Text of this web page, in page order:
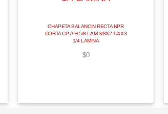
CHAPETA BALANCIN RECTA NPR
CORTA CP // H 5/8 LAM 3/8X2 1/4X3
1/4 LAMINA
$0